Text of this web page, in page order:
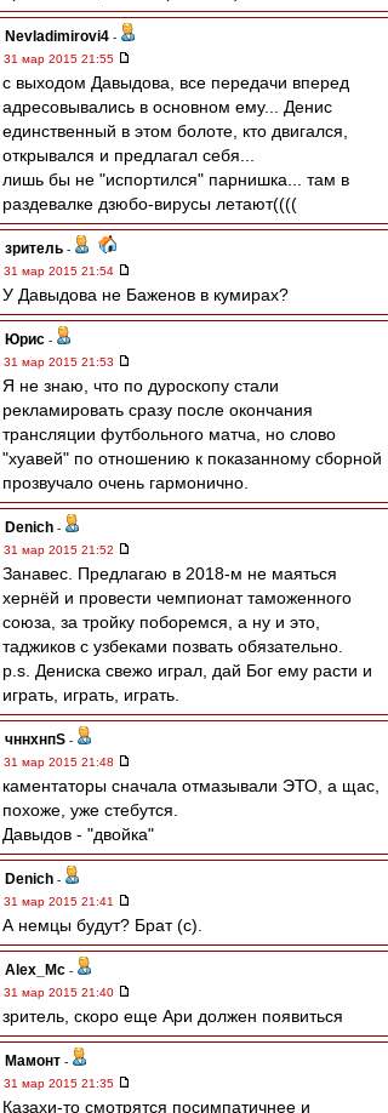
Nevladimirovi4 -
31 мар 2015 21:55
с выходом Давыдова, все передачи вперед
адресовывались в основном ему... Денис
единственный в этом болоте, кто двигался,
открывался и предлагал себя...
лишь бы не "испортился" парнишка... там в
раздевалке дзюбо-вирусы летают((((
зpитель -
31 мар 2015 21:54
У Давыдова не Баженов в кумирах?
Юрис -
31 мар 2015 21:53
Я не знаю, что по дуроскопу стали
рекламировать сразу после окончания
трансляции футбольного матча, но слово
"хуавей" по отношению к показанному сборной
прозвучало очень гармонично.
Denich -
31 мар 2015 21:52
Занавес. Предлагаю в 2018-м не маяться
хернёй и провести чемпионат таможенного
союза, за тройку поборемся, а ну и это,
таджиков с узбеками позвать обязательно.
p.s. Дениска свежо играл, дай Бог ему расти и
играть, играть, играть.
чннхнпS -
31 мар 2015 21:48
каментаторы сначала отмазывали ЭТО, а щас,
похоже, уже стебутся.
Давыдов - "двойка"
Denich -
31 мар 2015 21:41
А немцы будут? Брат (с).
Alex_Mc -
31 мар 2015 21:40
зритель, скоро еще Ари должен появиться
Мамонт -
31 мар 2015 21:35
Казахи-то смотрятся посимпатичнее и